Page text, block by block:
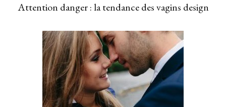
Attention danger : la tendance des vagins design